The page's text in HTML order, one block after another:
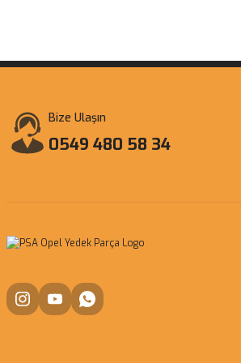
Bize Ulaşın
0549 480 58 34